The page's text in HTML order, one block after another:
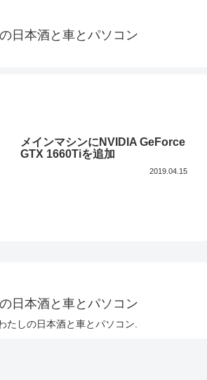
日本酒と車とパソコン
メインマシンにNVIDIA GeForce
GTX 1660Tiを追加
2019.04.15
日本酒と車とパソコン
たしの日本酒と車とパソコン.